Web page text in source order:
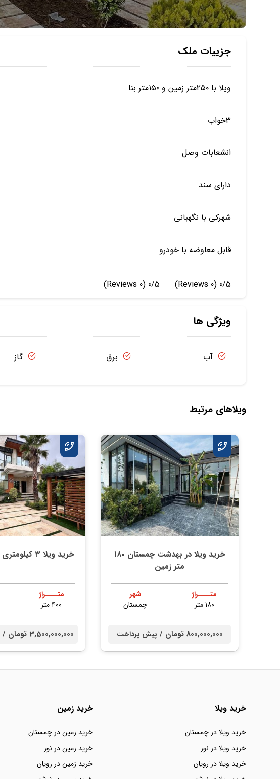
جزییات ملک
ویلا با ۲۵۰متر زمین و ۱۵۰متر بنا
۳خواب
انشعابات وصل
دارای سند
شهرکی با نگهبانی
قابل معاوضه با خودرو
0/5
(0 Reviews)
0/5
(0 Reviews)
ویژگی ها
آب برق گاز
ویلاهای مرتبط
خرید ویلا در بهدشت چمستان ۱۸۰
متر زمین
متــــراژ
۱۸۰ متر
شهر
چمستان
800,000,000 تومان / پیش پرداخت
خرید ویلا ۳ کیلومتری ساحل در نور
متــــراژ
۴۰۰ متر
3,500,000,000 تومان /
خرید ویلا
خرید ویلا در چمستان
خرید ویلا در نور
خرید ویلا در رویان
خرید زمین
خرید زمین در چمستان
خرید زمین در نور
خرید زمین در رویان